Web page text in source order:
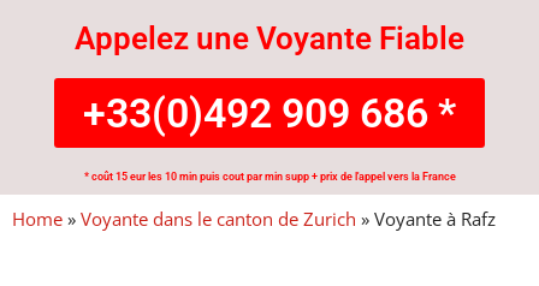
Appelez une Voyante Fiable
+33(0)492 909 686 *
* coût 15 eur les 10 min puis cout par min supp + prix de l'appel vers la France
Home » Voyante dans le canton de Zurich » Voyante à Rafz